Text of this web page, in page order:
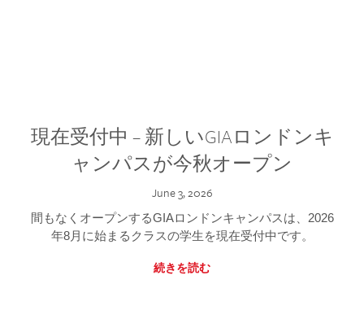
現在受付中 – 新しいGIAロンドンキ
ャンパスが今秋オープン
June 3, 2026
間もなくオープンするGIAロンドンキャンパスは、2026
年8月に始まるクラスの学生を現在受付中です。
続きを読む